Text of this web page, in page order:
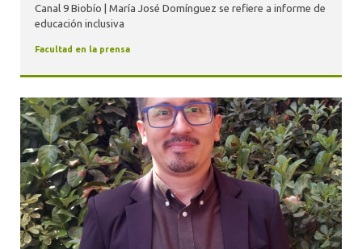
Canal 9 Biobío | María José Domínguez se refiere a informe de
educación inclusiva
Facultad en la prensa